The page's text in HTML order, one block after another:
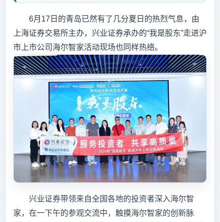
6月17日的青岛已然有了几分夏日的热烈气息，由
上海证券交易所主办，兴业证券承办的“我是股东”走进沪
市上市公司海尔智家活动现场也同样热络。
兴业证券带领来自全国各地的投资者深入海尔智
家，在一下午的参观交流中，触摸海尔智家的创新脉